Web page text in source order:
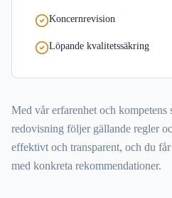
Koncernrevision
Löpande kvalitetssäkring
Med vår erfarenhet och kompetens
redovisning följer gällande regler
effektivt och transparent, och du
med konkreta rekommendationer.